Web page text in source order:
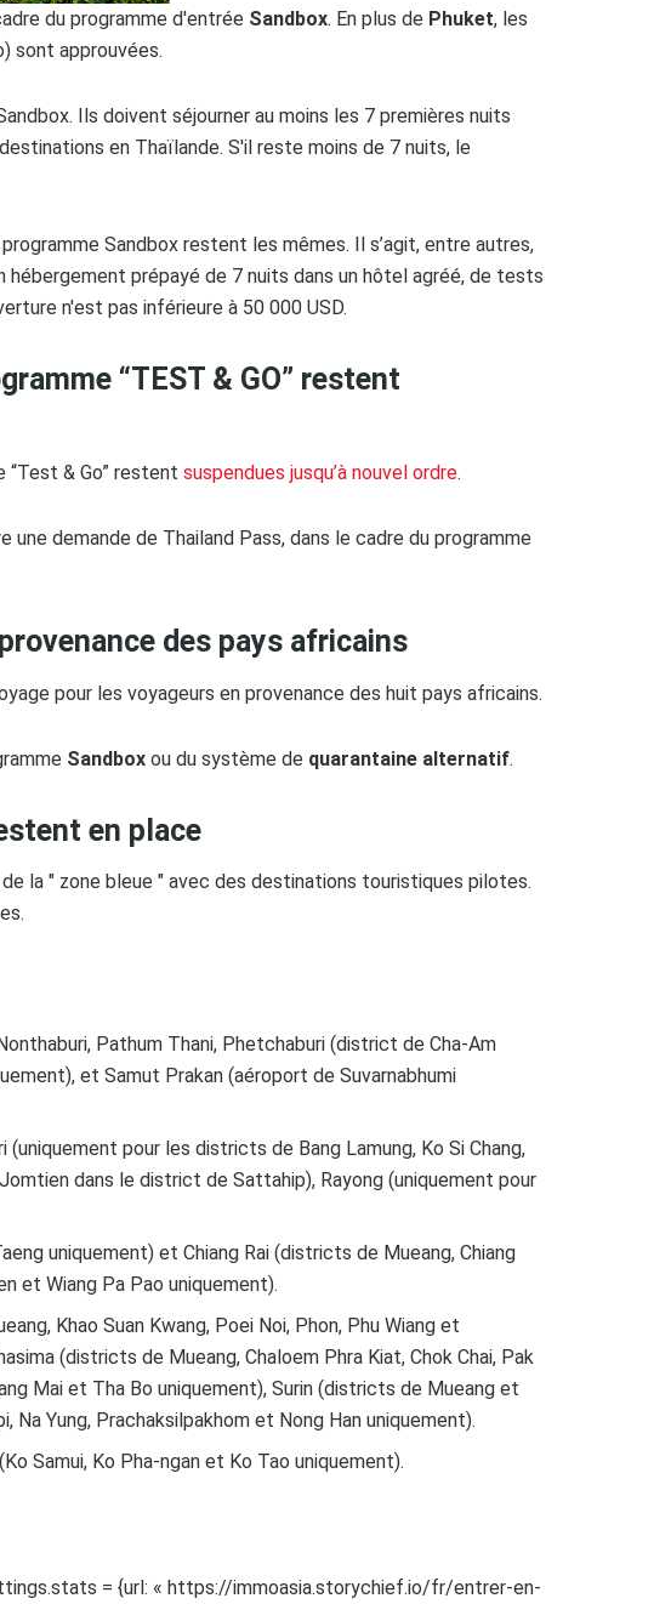
du programme d'entrée Sandbox. En plus de Phuket, les
sont approuvées.
Ils doivent séjourner au moins les 7 premières nuits
en Thaïlande. S'il reste moins de 7 nuits, le
Sandbox restent les mêmes. Il s’agit, entre autres,
prépayé de 7 nuits dans un hôtel agréé, de tests
n'est pas inférieure à 50 000 USD.
“TEST & GO” restent
“Test & Go” restent suspendues jusqu’à nouvel ordre.
demande de Thailand Pass, dans le cadre du programme
des pays africains
pour les voyageurs en provenance des huit pays africains.
Sandbox ou du système de quarantaine alternatif.
en place
la " zone bleue " avec des destinations touristiques pilotes.
Pathum Thani, Phetchaburi (district de Cha-Am
et Samut Prakan (aéroport de Suvarnabhumi
pour les districts de Bang Lamung, Ko Si Chang,
dans le district de Sattahip), Rayong (uniquement pour
uniquement) et Chiang Rai (districts de Mueang, Chiang
et Wiang Pa Pao uniquement).
Khao Suan Kwang, Poei Noi, Phon, Phu Wiang et
(districts de Mueang, Chaloem Phra Kiat, Chok Chai, Pak
Mai et Tha Bo uniquement), Surin (districts de Mueang et
Na Yung, Prachaksilpakhom et Nong Han uniquement).
Samui, Ko Pha-ngan et Ko Tao uniquement).
= {url: « https://immoasia.storychief.io/fr/entrer-en-